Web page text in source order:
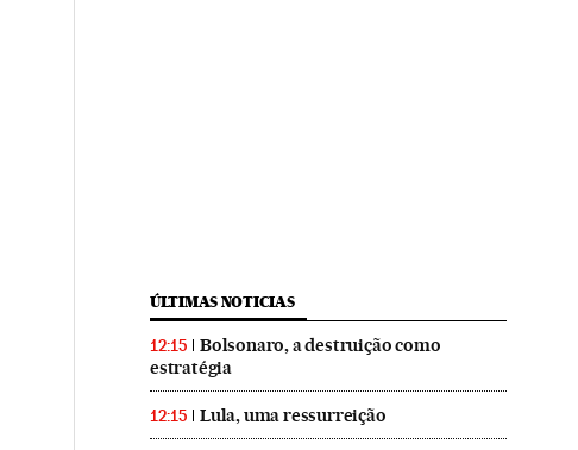
ÚLTIMAS NOTICIAS
12:15
Bolsonaro, a destruição como
estratégia
12:15 Lula, uma ressurreição